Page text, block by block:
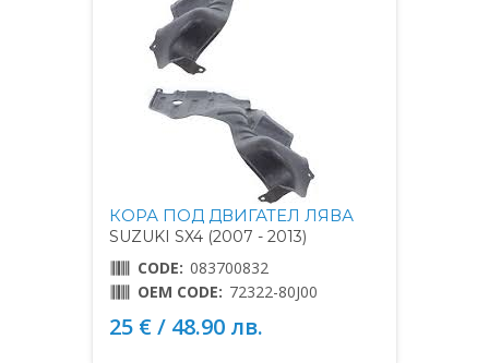
КОРА ПОД ДВИГАТЕЛ ЛЯВА
SUZUKI SX4 (2007 - 2013)
CODE: 083700832
OEM CODE: 72322-80J00
25 € / 48.90 лв.